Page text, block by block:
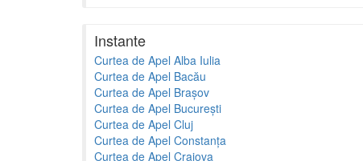
Instante
Curtea de Apel Alba Iulia
Curtea de Apel Bacău
Curtea de Apel Brașov
Curtea de Apel București
Curtea de Apel Cluj
Curtea de Apel Constanța
Curtea de Apel Craiova